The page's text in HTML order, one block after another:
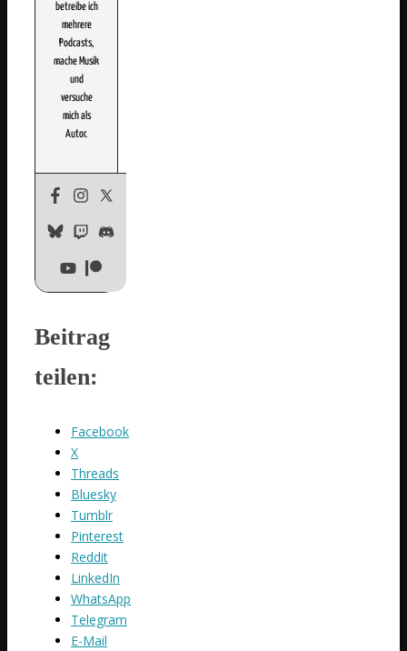
betreibe ich
mehrere
Podcasts,
mache Musik
und
versuche
mich als
Autor.
Beitrag
teilen:
Facebook
X
Threads
Bluesky
Tumblr
Pinterest
Reddit
LinkedIn
WhatsApp
Telegram
E-Mail